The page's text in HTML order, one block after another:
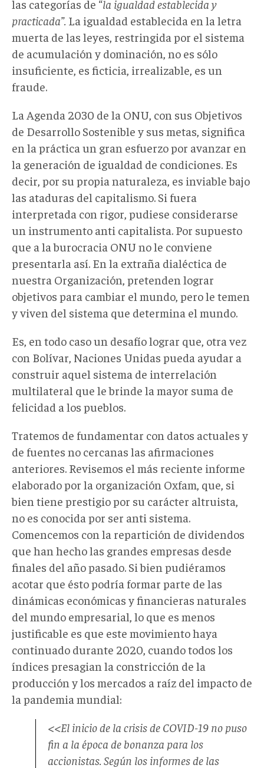
las categorías de “la igualdad establecida y
practicada”. La igualdad establecida en la letra
muerta de las leyes, restringida por el sistema
de acumulación y dominación, no es sólo
insuficiente, es ficticia, irrealizable, es un
fraude.
La Agenda 2030 de la ONU, con sus Objetivos
de Desarrollo Sostenible y sus metas, significa
en la práctica un gran esfuerzo por avanzar en
la generación de igualdad de condiciones. Es
decir, por su propia naturaleza, es inviable bajo
las ataduras del capitalismo. Si fuera
interpretada con rigor, pudiese considerarse
un instrumento anti capitalista. Por supuesto
que a la burocracia ONU no le conviene
presentarla así. En la extraña dialéctica de
nuestra Organización, pretenden lograr
objetivos para cambiar el mundo, pero le temen
y viven del sistema que determina el mundo.
Es, en todo caso un desafío lograr que, otra vez
con Bolívar, Naciones Unidas pueda ayudar a
construir aquel sistema de interrelación
multilateral que le brinde la mayor suma de
felicidad a los pueblos.
Tratemos de fundamentar con datos actuales y
de fuentes no cercanas las afirmaciones
anteriores. Revisemos el más reciente informe
elaborado por la organización Oxfam, que, si
bien tiene prestigio por su carácter altruista,
no es conocida por ser anti sistema.
Comencemos con la repartición de dividendos
que han hecho las grandes empresas desde
finales del año pasado. Si bien pudiéramos
acotar que ésto podría formar parte de las
dinámicas económicas y financieras naturales
del mundo empresarial, lo que es menos
justificable es que este movimiento haya
continuado durante 2020, cuando todos los
índices presagian la constricción de la
producción y los mercados a raíz del impacto de
la pandemia mundial:
<<El inicio de la crisis de COVID-19 no puso
fin a la época de bonanza para los
accionistas. Según los informes de las